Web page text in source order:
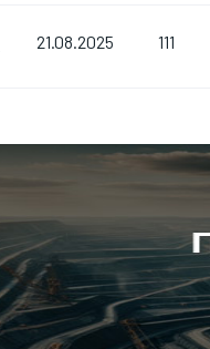
21.08.2025 111